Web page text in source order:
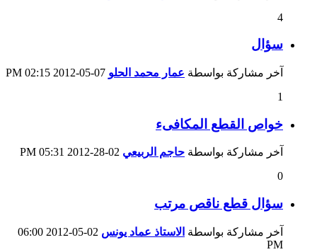
4
سؤال
آخر مشاركة بواسطة عمار محمد الحلو
02:15 PM
1
خواص القطع المكافىء
آخر مشاركة بواسطة حاجم الربيعي
05:31 PM
0
سؤال قطع ناقص مرتب
آخر مشاركة بواسطة الاستاذ عماد يونس
06:00
PM